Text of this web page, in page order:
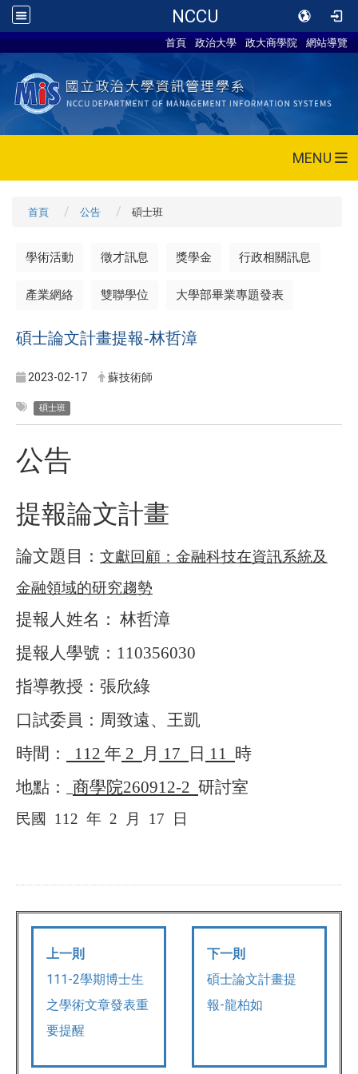
NCCU
首頁 政治大學 政大商學院 網站導覽
MENU
首頁 公告 碩士班
學術活動 徵才訊息 獎學金 行政相關訊息
產業網絡 雙聯學位 大學部畢業專題發表
碩士論文計畫提報-林哲漳
2023-02-17 蘇技術師
碩士班
公告
提報論文計畫
論文題目： 文獻回顧：金融科技在資訊系統及
金融領域的研究趨勢
提報人姓名： 林哲漳
提報人學號： 110356030
指導教授：張欣綠
口試委員：周致遠、王凱
時間：
112 年 2 月 17 日 11 時
地點：
商學院260912-2 研討室
民國 112 年 2 月 17 日
上一則
111-2學期博士生
之學術文章發表重
要提醒
下一則
碩士論文計畫提
報-龍柏如